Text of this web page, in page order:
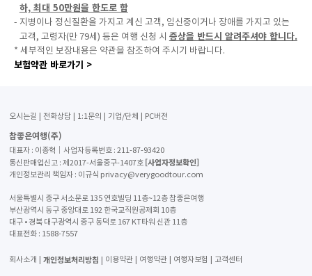
하, 최대 50만원을 한도로 함
- 지병이나 정신질환을 가지고 계신 고객, 임신중이거나 장애를 가지고 있는
고객, 고령자(만 79세) 등은 여행 신청 시 증상을 반드시 알려주셔야 합니다.
* 세부적인 보장내용은 약관을 참조하여 주시기 바랍니다.
보험약관 바로가기 >
오시는길 전화상담 1:1문의 기업/단체 PC버전
참좋은여행(주)
대표자 : 이종혁│사업자등록번호 : 211-87-93420
통신판매업신고 : 제2017-서울중구-1407호 [사업자정보확인]
개인정보관리 책임자 : 이규식 privacy@verygoodtour.com
서울특별시 중구 서소문로 135 연호빌딩 11층~12층 참좋은여행
부산광역시 동구 중앙대로 192 한국교직원공제회 10층
대구 • 경북 대구광역시 중구 동덕로 167 KT타워 신관 11층
대표전화 : 1588-7557
회사소개 개인정보처리방침 이용약관 여행약관 여행자보험 고객센터